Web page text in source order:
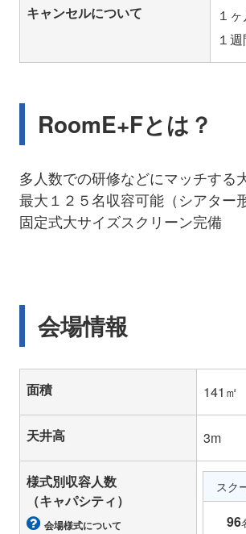
キャンセルについて
１
RoomE+Fとは？
多人数での研修などにマッチする
最大１２５名収容可能（シアター
固定式大サイズスクリーン完備
会場情報
面積 141㎡
天井高 3m
様式別収容人数
（キャパシティ）
会場様式について
スク
96